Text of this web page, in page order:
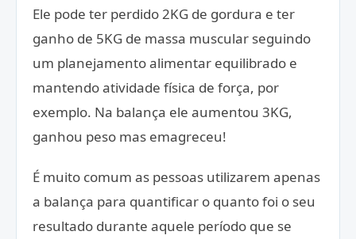
Ele pode ter perdido 2KG de gordura e ter
ganho de 5KG de massa muscular seguindo
um planejamento alimentar equilibrado e
mantendo atividade física de força, por
exemplo. Na balança ele aumentou 3KG,
ganhou peso mas emagreceu!
É muito comum as pessoas utilizarem apenas
a balança para quantificar o quanto foi o seu
resultado durante aquele período que se